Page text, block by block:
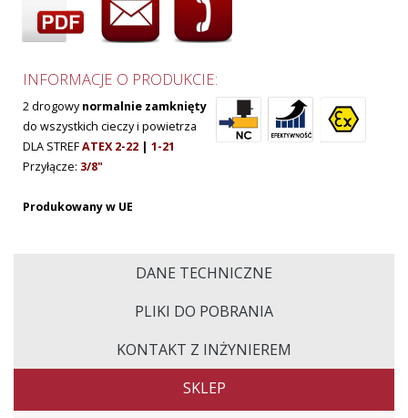
INFORMACJE O PRODUKCIE:
2 drogowy normalnie zamknięty
do wszystkich cieczy i powietrza
DLA STREFATEX 2-22 | 1-21
Przyłącze: 3/8"
Produkowany w UE
DANE TECHNICZNE
PLIKI DO POBRANIA
KONTAKT Z INŻYNIEREM
SKLEP